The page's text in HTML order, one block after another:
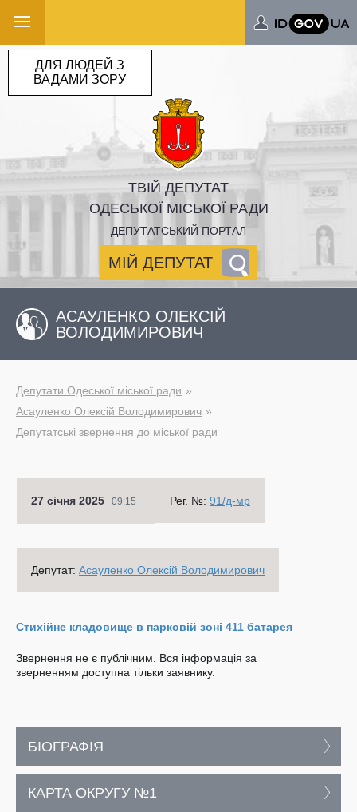
ТВІЙ ДЕПУТАТ
ОДЕСЬКОЇ МІСЬКОЇ РАДИ
ДЕПУТАТСЬКИЙ ПОРТАЛ
МІЙ ДЕПУТАТ
ДЛЯ ЛЮДЕЙ З
ВАДАМИ ЗОРУ
АСАУЛЕНКО ОЛЕКСІЙ
ВОЛОДИМИРОВИЧ
Депутати Одеської міської ради
Асауленко Олексій Володимирович
Депутатські звернення до міської ради
27 січня 2025 09:15 Рег. №: 91/д-мр
Депутат: Асауленко Олексій Володимирович
Стихійне кладовище в парковій зоні 411 батарея
Звернення не є публічним. Вся інформація за
зверненням доступна тільки заявнику.
БІОГРАФІЯ
КАРТА ОКРУГУ №1